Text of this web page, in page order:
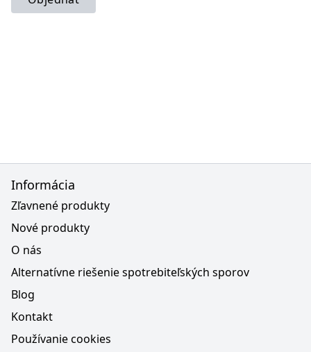
Informácia
Zľavnené produkty
Nové produkty
O nás
Alternatívne riešenie spotrebiteľských sporov
Blog
Kontakt
Používanie cookies